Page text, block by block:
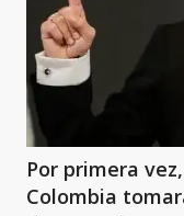
Por primera
Colombia